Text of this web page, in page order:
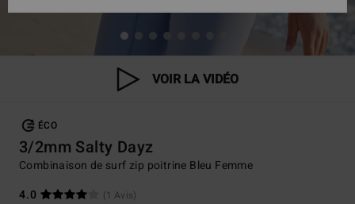
VOIR LA VIDÉO
ÉCO
3/2mm Salty Dayz
Combinaison de surf zip poitrine Bleu Femme
4.0
(1 Avis)